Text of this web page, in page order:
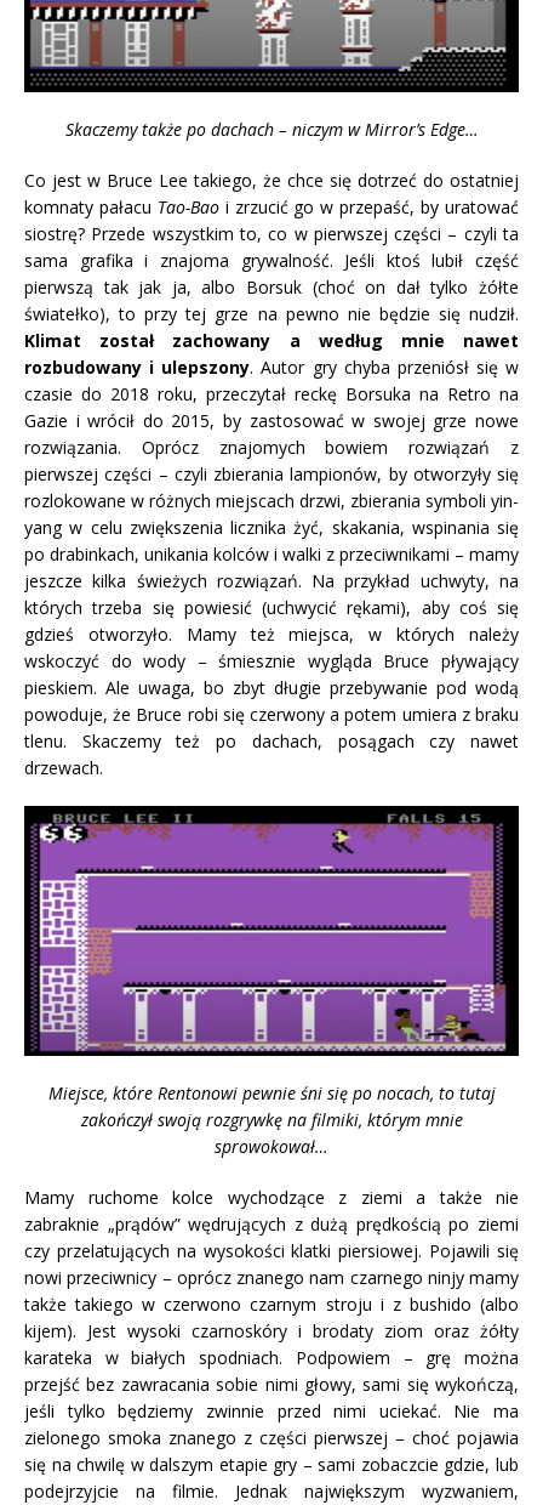
Skaczemy także po dachach – niczym w Mirror’s Edge…
Co jest w Bruce Lee takiego, że chce się dotrzeć do ostatniej
komnaty pałacu Tao-Baoi zrzucić go w przepaść, by uratować
siostrę? Przede wszystkim to, co w pierwszej części – czyli ta
sama grafika i znajoma grywalność. Jeśli ktoś lubił część
pierwszą tak jak ja, albo Borsuk (choć on dał tylko żółte
światełko), to przy tej grze na pewno nie będzie się nudził.
Klimat został zachowany a według mnie nawet
rozbudowany i ulepszony. Autor gry chyba przeniósł się w
czasie do 2018 roku, przeczytał reckę Borsuka na Retro na
Gazie i wrócił do 2015, by zastosować w swojej grze nowe
rozwiązania. Oprócz znajomych bowiem rozwiązań z
pierwszej części – czyli zbierania lampionów, by otworzyły się
rozlokowane w różnych miejscach drzwi, zbierania symboli yin-
yang w celu zwiększenia licznika żyć, skakania, wspinania się
po drabinkach, unikania kolców i walki z przeciwnikami – mamy
jeszcze kilka świeżych rozwiązań. Na przykład uchwyty, na
których trzeba się powiesić (uchwycić rękami), aby coś się
gdzieś otworzyło. Mamy też miejsca, w których należy
wskoczyć do wody – śmiesznie wygląda Bruce pływający
pieskiem. Ale uwaga, bo zbyt długie przebywanie pod wodą
powoduje, że Bruce robi się czerwony a potem umiera z braku
tlenu. Skaczemy też po dachach, posągach czy nawet
drzewach.
Miejsce, które Rentonowi pewnie śni się po nocach, to tutaj
zakończył swoją rozgrywkę na filmiki, którym mnie
sprowokował…
Mamy ruchome kolce wychodzące z ziemi a także nie
zabraknie „prądów” wędrujących z dużą prędkością po ziemi
czy przelatujących na wysokości klatki piersiowej. Pojawili się
nowi przeciwnicy – oprócz znanego nam czarnego ninjy mamy
także takiego w czerwono czarnym stroju i z bushido (albo
kijem). Jest wysoki czarnoskóry i brodaty ziom oraz żółty
karateka w białych spodniach. Podpowiem – grę można
przejść bez zawracania sobie nimi głowy, sami się wykończą,
jeśli tylko będziemy zwinnie przed nimi uciekać. Nie ma
zielonego smoka znanego z części pierwszej – choć pojawia
się na chwilę w dalszym etapie gry – sami zobaczcie gdzie, lub
podejrzyjcie na filmie. Jednak największym wyzwaniem,